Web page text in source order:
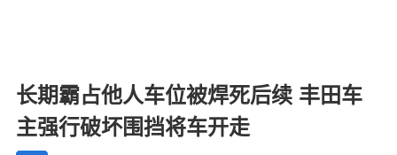
长期霸占他人车位被焊死后续 丰田车
主强行破坏围挡将车开走